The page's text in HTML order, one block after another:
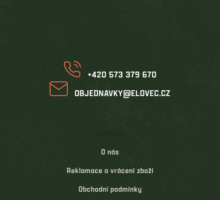
+420 573 379 670
OBJEDNAVKY@ELOVEC.CZ
O nás
Reklamace a vrácení zboží
Obchodní podmínky